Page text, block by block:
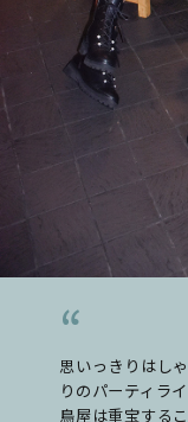
思いっきりはし
りのパーティラ
鳥屋は重宝する